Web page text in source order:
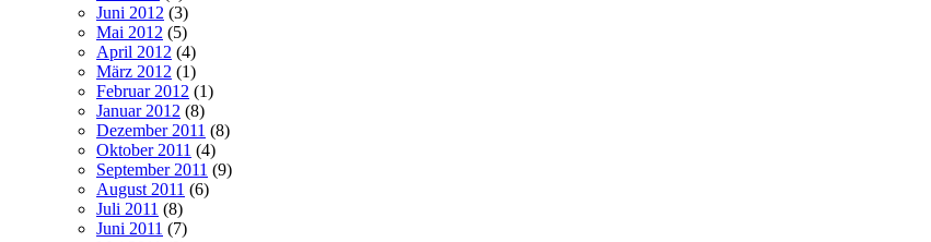
Juni 2012 (3)
Mai 2012 (5)
April 2012 (4)
März 2012 (1)
Februar 2012 (1)
Januar 2012 (8)
Dezember 2011 (8)
Oktober 2011 (4)
September 2011 (9)
August 2011 (6)
Juli 2011 (8)
Juni 2011 (7)